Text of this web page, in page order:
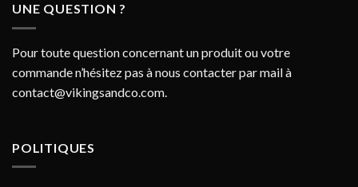
UNE QUESTION ?
Pour toute question concernant un produit ou votre
commande n’hésitez pas à nous contacter par mail à
contact@vikingsandco.com
POLITIQUES